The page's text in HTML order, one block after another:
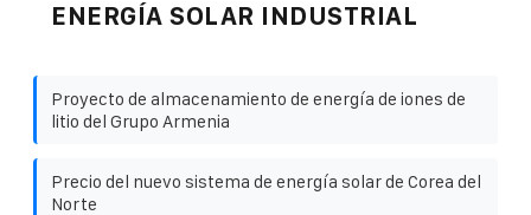
ENERGÍA SOLAR INDUSTRIAL
Proyecto de almacenamiento de energía de iones de
litio del Grupo Armenia
Precio del nuevo sistema de energía solar de Corea del
Norte